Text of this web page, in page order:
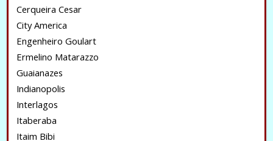
Cerqueira Cesar
City America
Engenheiro Goulart
Ermelino Matarazzo
Guaianazes
Indianopolis
Interlagos
Itaberaba
Itaim Bibi